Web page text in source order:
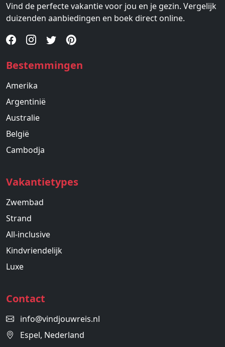
Vind de perfecte vakantie voor jou en je gezin. Vergelijk
duizenden aanbiedingen en boek direct online.
Bestemmingen
Amerika
Argentinië
Australie
België
Cambodja
Vakantietypes
Zwembad
Strand
All-inclusive
Kindvriendelijk
Luxe
Contact
info@vindjouwreis.nl
Espel, Nederland